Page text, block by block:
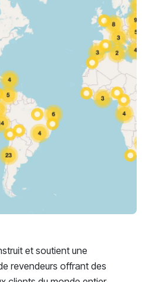
et soutient une
revendeurs offrant des